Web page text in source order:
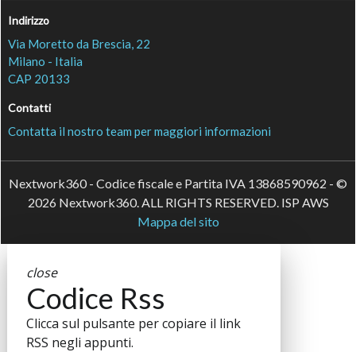
Indirizzo
Via Moretto da Brescia, 22
Milano - Italia
CAP 20133
Contatti
Contatta il nostro team per maggiori informazioni
Nextwork360 - Codice fiscale e Partita IVA 13868590962 - ©
2026 Nextwork360. ALL RIGHTS RESERVED. ISP AWS
Mappa del sito
close
Codice Rss
Clicca sul pulsante per copiare il link
RSS negli appunti.